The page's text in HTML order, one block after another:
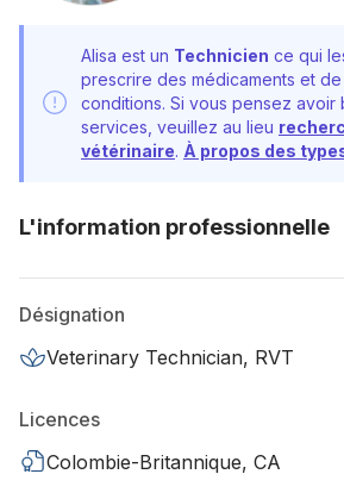
Alisa est un Technicien ce qui
prescrire des médicaments et
conditions. Si vous pensez avoir
services, veuillez au lieu
vétérinaire. À propos des
L'information professionnelle
Désignation
Veterinary Technician, RVT
Licences
Colombie-Britannique, CA